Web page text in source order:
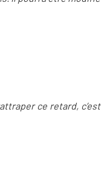
ce retard, c’est